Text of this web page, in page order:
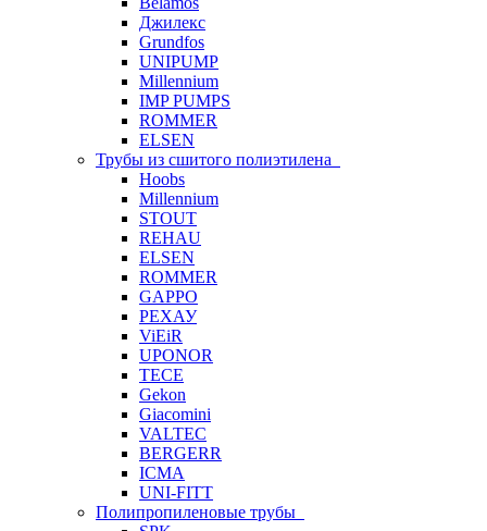
Джилекс
Grundfos
UNIPUMP
Millennium
IMP PUMPS
ROMMER
ELSEN
Трубы из сшитого полиэтилена
Hoobs
Millennium
STOUT
REHAU
ELSEN
ROMMER
GAPPO
РЕХАУ
ViEiR
UPONOR
TECE
Gekon
Giacomini
VALTEC
BERGERR
ICMA
UNI-FITT
Полипропиленовые трубы